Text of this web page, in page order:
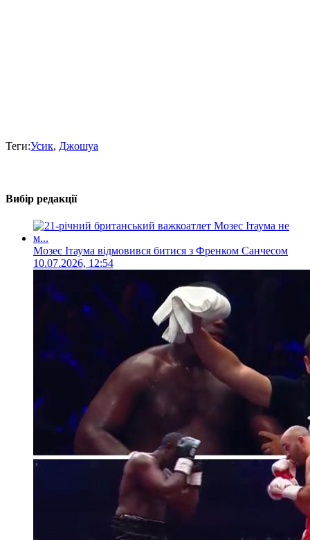
Теги:Усик, Джошуа
Вибір редакції
Мозес Ітаума відмовився битися з Френком Санчесом
10.07.2026, 12:54